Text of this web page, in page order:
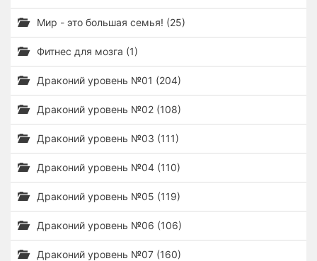
Мир - это большая семья! (25)
Фитнес для мозга (1)
Драконий уровень №01 (204)
Драконий уровень №02 (108)
Драконий уровень №03 (111)
Драконий уровень №04 (110)
Драконий уровень №05 (119)
Драконий уровень №06 (106)
Драконий уровень №07 (160)